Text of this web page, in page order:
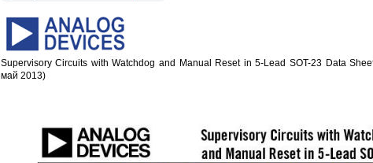
Supervisory Circuits with Watchdog and Manual Reset in 5-Lead SOT-23 Data
май 2013)